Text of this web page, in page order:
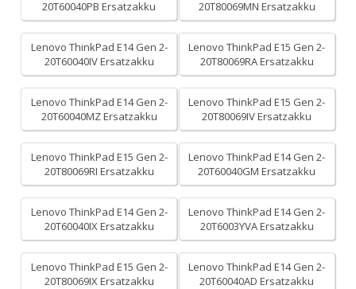
20T60040PB Ersatzakku
20T80069MN Ersatzakku
Lenovo ThinkPad E14 Gen 2-
20T60040IV Ersatzakku
Lenovo ThinkPad E15 Gen 2-
20T80069RA Ersatzakku
Lenovo ThinkPad E14 Gen 2-
20T60040MZ Ersatzakku
Lenovo ThinkPad E15 Gen 2-
20T80069IV Ersatzakku
Lenovo ThinkPad E15 Gen 2-
20T80069RI Ersatzakku
Lenovo ThinkPad E14 Gen 2-
20T60040GM Ersatzakku
Lenovo ThinkPad E14 Gen 2-
20T60040IX Ersatzakku
Lenovo ThinkPad E14 Gen 2-
20T6003YVA Ersatzakku
Lenovo ThinkPad E15 Gen 2-
20T80069IX Ersatzakku
Lenovo ThinkPad E14 Gen 2-
20T60040AD Ersatzakku